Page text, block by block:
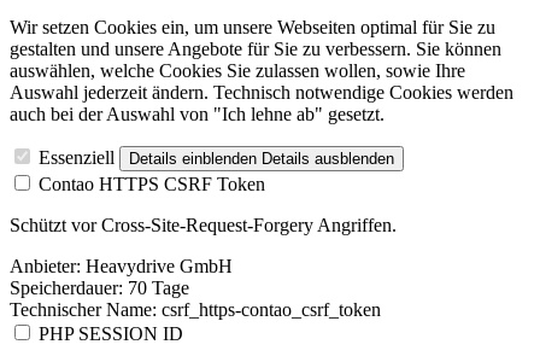
Wir setzen Cookies ein, um unsere Webseiten optimal für Sie zu
gestalten und unsere Angebote für Sie zu verbessern. Sie können
auswählen, welche Cookies Sie zulassen wollen, sowie Ihre
Auswahl jederzeit ändern. Technisch notwendige Cookies werden
auch bei der Auswahl von "Ich lehne ab" gesetzt.
Essenziell Details einblenden Details ausblenden
Contao HTTPS CSRF Token
Schützt vor Cross-Site-Request-Forgery Angriffen.
Anbieter: Heavydrive GmbH
Speicherdauer: 70 Tage
Technischer Name: csrf_https-contao_csrf_token
PHP SESSION ID